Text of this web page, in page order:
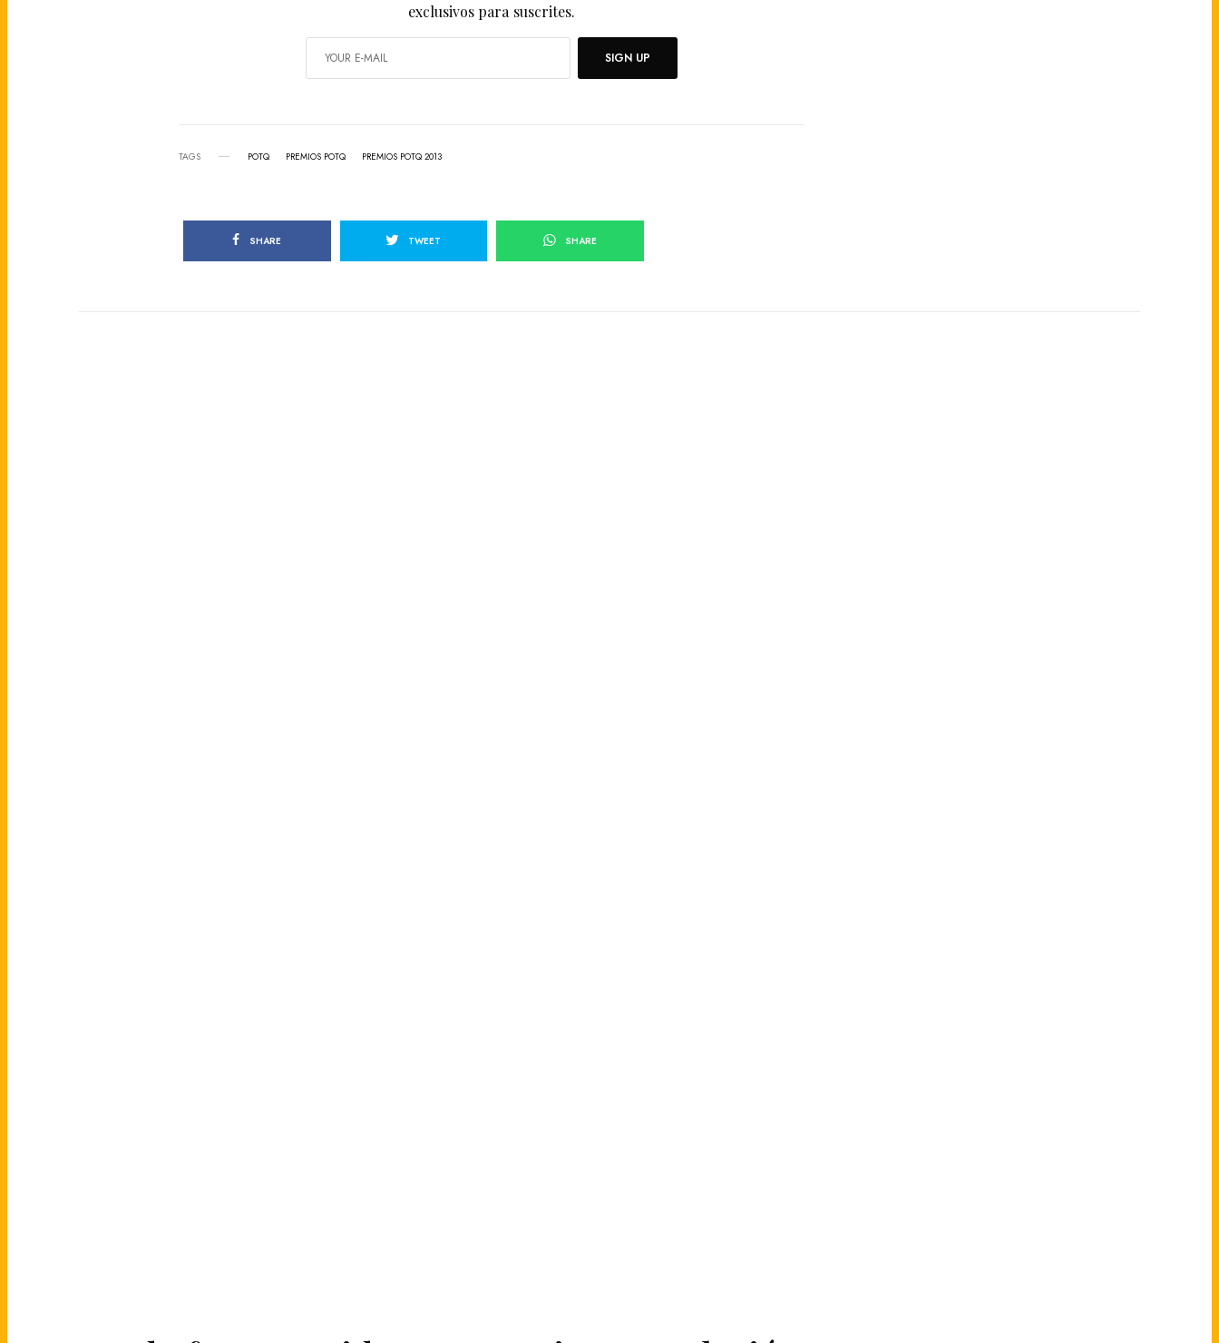
exclusivos para suscrites.
SIGN UP
TAGS POTQ PREMIOS POTQ PREMIOS POTQ 2013
SHARE TWEET SHARE